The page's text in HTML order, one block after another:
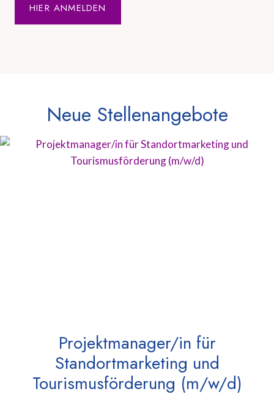
HIER ANMELDEN
Neue Stellenangebote
Projektmanager/in für
Standortmarketing und
Tourismusförderung (m/w/d)